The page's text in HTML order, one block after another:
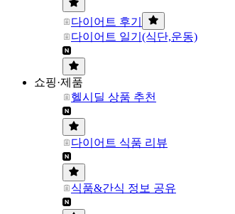
다이어트 후기
다이어트 일기(식단,운동)
쇼핑·제품
헬시딜 상품 추천
다이어트 식품 리뷰
식품&간식 정보 공유